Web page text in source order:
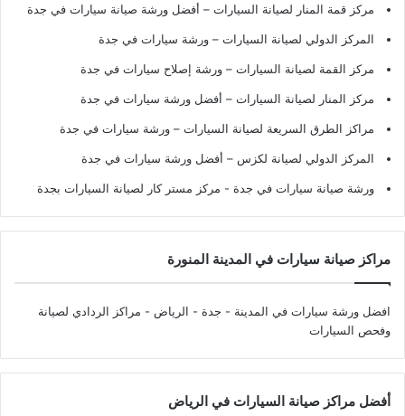
مركز قمة المنار لصيانة السيارات – أفضل ورشة صيانة سيارات في جدة
المركز الدولي لصيانة السيارات – ورشة سيارات في جدة
مركز القمة لصيانة السيارات – ورشة إصلاح سيارات في جدة
مركز المنار لصيانة السيارات – أفضل ورشة سيارات في جدة
مراكز الطرق السريعة لصيانة السيارات – ورشة سيارات في جدة
المركز الدولي لصيانة لكزس – أفضل ورشة سيارات في جدة
ورشة صيانة سيارات في جدة - مركز مستر كار لصيانة السيارات بجدة
مراكز صيانة سيارات في المدينة المنورة
افضل ورشة سيارات في المدينة - جدة - الرياض - مراكز الردادي لصيانة
وفحص السيارات
أفضل مراكز صيانة السيارات في الرياض